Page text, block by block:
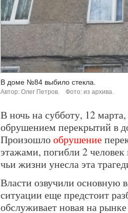
В доме №84 выбило стекла.
Автор: Олег Петров. Фото: из архива.
В ночь на субботу, 12
обрушением перекрытий в
Произошлообрушение
этажами, погибли 2
чьи жизни унесла эта
Власти озвучили основную
ситуации еще предстоит
обслуживает новая на